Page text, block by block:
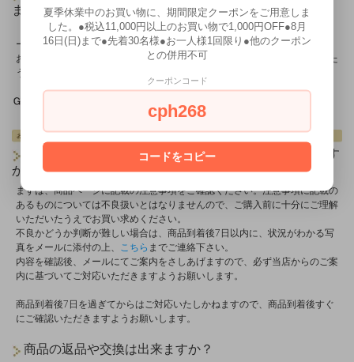
ますか？
「銀行振込」で7日以内にお振り込みが確認できない場合は、こちらからメ
ールでご連絡の上、ご注文をキャンセルさせて頂いております。
おそれ入りますが、キャンセルメールが届いていることをご確認いただいた
うえで、改めてご注文をお願いします。
届いた商品に不良がありましたが、どうすればいいです
か？
まずは、商品ページに記載の注意事項をご確認ください。注意事項に記載の
あるものについては不良扱いとはなりませんので、ご購入前に十分にご理解
いただいたうえでお買い求めください。
不良かどうか判断が難しい場合は、商品到着後7日以内に、状況がわかる写
真をメールに添付の上、 こちら までご連絡下さい。
内容を確認後、メールにてご案内をさしあげますので、必ず当店からのご案
内に基づいてご対応いただきますようお願いします。
商品到着後7日を過ぎてからはご対応いたしかねますので、商品到着後すぐ
にご確認いただきますようお願いします。
商品の返品や交換は出来ますか？
夏季休業中のお買い物に、期間限定クーポンをご用意しま
した。●税込11,000円以上のお買い物で1,000円OFF●8月
16日(日)まで●先着30名様●お一人様1回限り●他のクーポン
との併用不可
クーポンコード
cph268
コードをコピー